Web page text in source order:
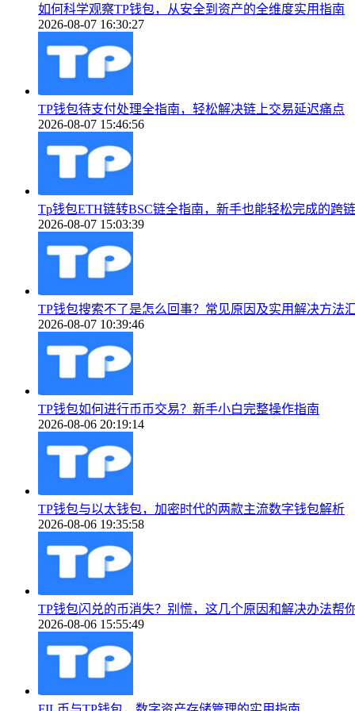
如何科学观察TP钱包，从安全到资产的全维度实用指南
2026-08-07 16:30:27
TP钱包待支付处理全指南，轻松解决链上交易延迟痛点
2026-08-07 15:46:56
Tp钱包ETH链转BSC链全指南，新手也能轻松完成的跨
2026-08-07 15:03:39
TP钱包搜索不了是怎么回事？常见原因及实用解决方法
2026-08-07 10:39:46
TP钱包如何进行币币交易？新手小白完整操作指南
2026-08-06 20:19:14
TP钱包与以太钱包，加密时代的两款主流数字钱包解析
2026-08-06 19:35:58
TP钱包闪兑的币消失？别慌，这几个原因和解决办法帮
2026-08-06 15:55:49